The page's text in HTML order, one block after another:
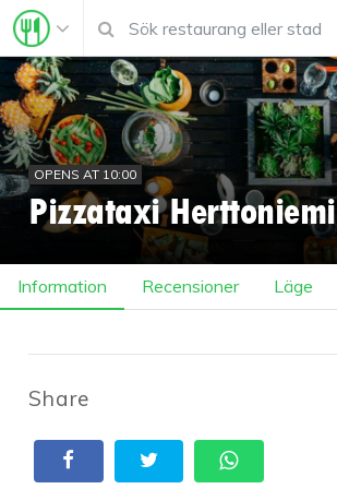
OPENS AT 10:00
Pizzataxi Herttoniemi
Information Recensioner Läge
Share